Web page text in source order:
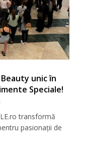
unic în
Speciale!
transformă
pasionații de